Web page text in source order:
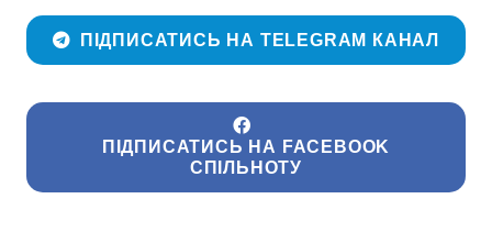
ПІДПИСАТИСЬ НА TELEGRAM КАНАЛ
ПІДПИСАТИСЬ НА FACEBOOK
СПІЛЬНОТУ